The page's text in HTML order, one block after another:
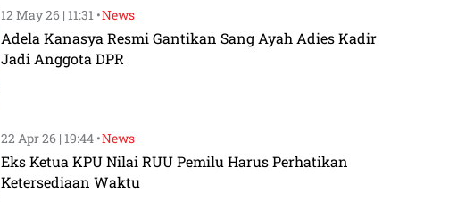
12 May 26 | 11:31 •News
Adela Kanasya Resmi Gantikan Sang Ayah Adies Kadir
Jadi Anggota DPR
22 Apr 26 | 19:44 •News
Eks Ketua KPU Nilai RUU Pemilu Harus Perhatikan
Ketersediaan Waktu